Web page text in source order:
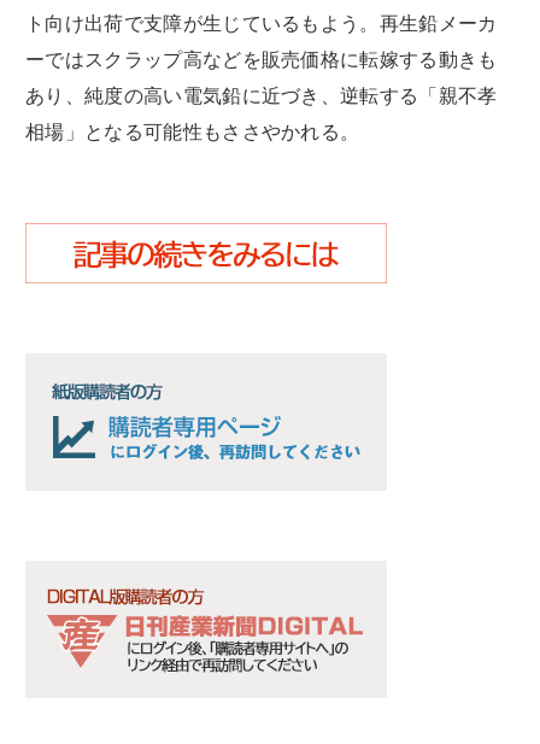
ト向け出荷で支障が生じているもよう。再生鉛メーカ
ーではスクラップ高などを販売価格に転嫁する動きも
あり、純度の高い電気鉛に近づき、逆転する「親不孝
相場」となる可能性もささやかれる。